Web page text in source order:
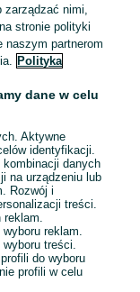
zarządzać nimi,
stronie polityki
naszym partnerom
Polityka
dane w celu
Aktywne
identyfikacji.
danych
na urządzeniu lub
Rozwój i
treści.
reklam.
reklam.
treści.
do wyboru
profili w celu